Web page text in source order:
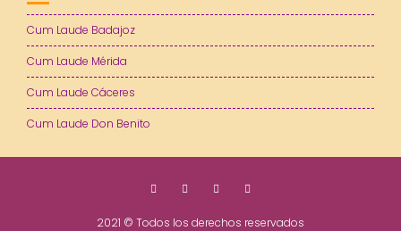
Cum Laude Badajoz
Cum Laude Mérida
Cum Laude Cáceres
Cum Laude Don Benito
2021 © Todos los derechos reservados